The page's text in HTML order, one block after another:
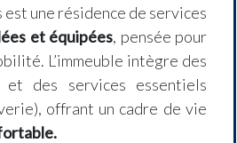
une résidence de services
et équipées, pensée pour
L’immeuble intègre des
et des services essentiels
offrant un cadre de vie